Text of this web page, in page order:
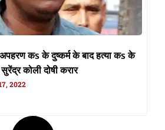
कs के दुष्कर्म के बाद हत्या कs के
कोली दोषी करार
2022